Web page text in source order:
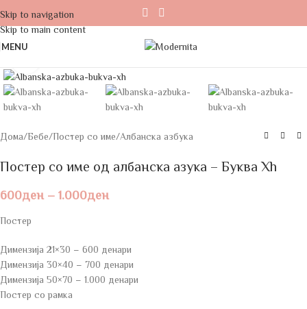
Skip to navigation
Skip to main content
MENU
Дома/Бебе/Постер со име/Албанска азбука
Постер со име од албанска азука – Буква Xh
600ден – 1.000ден
Постер
Димензија 21×30 – 600 денари
Димензија 30×40 – 700 денари
Димензија 50×70 – 1.000 денари
Постер со рамка